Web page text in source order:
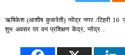
ऋषिकेश (आशीष कुकरेती) नरेंद्र नगर /टिहरी 16
शुभ अवसर पर वन प्रशिक्षण केंद्र, नरेंद्र…